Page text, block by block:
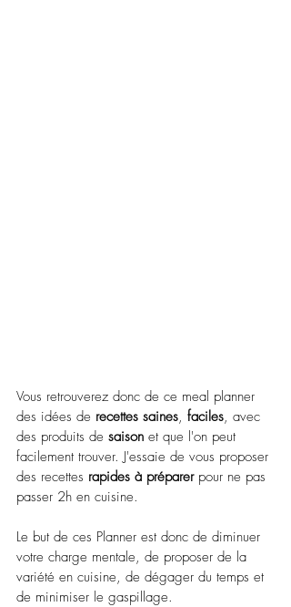
Vous retrouverez donc de ce meal planner
des idées de recettes saines, faciles, avec
des produits de saison et que l'on peut
facilement trouver. J'essaie de vous proposer
des recettes rapides à préparer pour ne pas
passer 2h en cuisine.
Le but de ces Planner est donc de diminuer
votre charge mentale, de proposer de la
variété en cuisine, de dégager du temps et
de minimiser le gaspillage.